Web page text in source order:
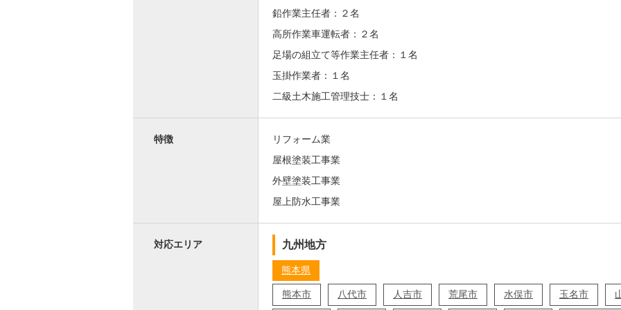
鉛作業主任者：２名
高所作業車運転者：２名
足場の組立て等作業主任者：１名
玉掛作業者：１名
二級土木施工管理技士：１名
特徴
リフォーム業
屋根塗装工事業
外壁塗装工事業
屋上防水工事業
対応エリア 九州地方
熊本県
熊本市 八代市 人吉市 荒尾市 水俣市 玉名市